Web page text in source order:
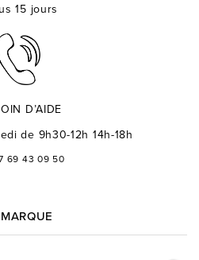
15 jours
D’AIDE
de 9h30-12h 14h-18h
69 43 09 50